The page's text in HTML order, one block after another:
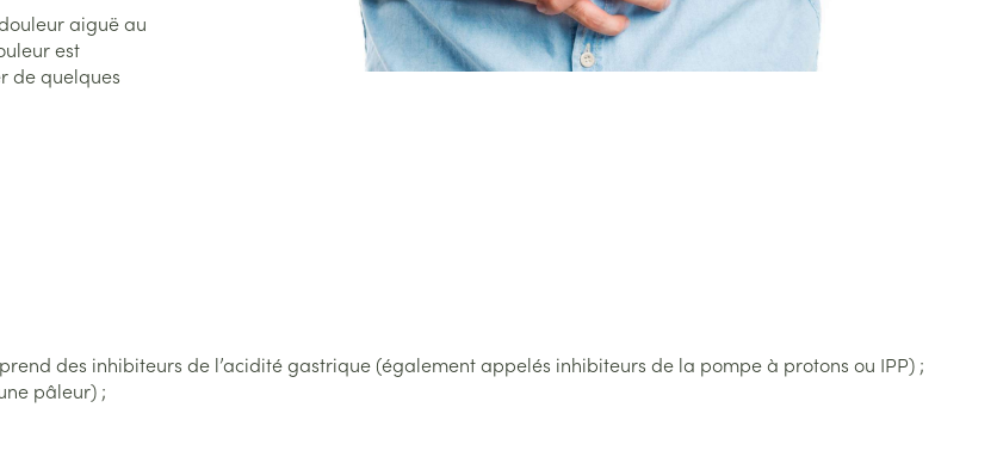
aiguë au
est
de quelques
des inhibiteurs de l’acidité gastrique (également appelés inhibiteurs de la pompe à protons ou IPP) ;
pâleur) ;